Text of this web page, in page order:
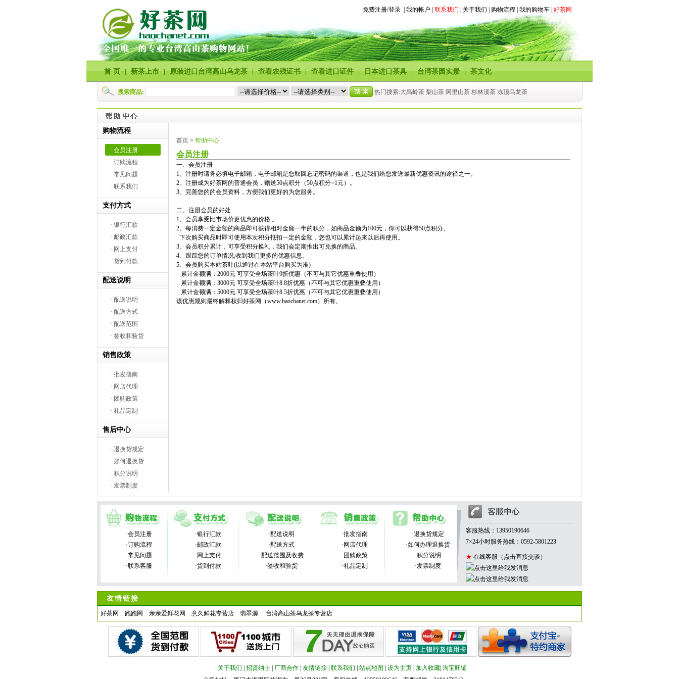
免费注册/登录 我的帐户 联系我们 关于我们 购物流程 我的购物车 好茶网
首 页 | 新茶上市 | 原装进口台湾高山乌龙茶 | 查看农残证书 | 查看进口证件 | 日本进口茶具 | 台湾茶园实景 | 茶文化
搜索商品: 热门搜索:大禹岭茶 梨山茶 阿里山茶 杉林溪茶 冻顶乌龙茶
购物流程
· 会员注册
· 订购流程
· 常见问题
· 联系我们
支付方式
· 银行汇款
· 邮政汇款
· 网上支付
· 货到付款
配送说明
· 配送说明
· 配送方式
· 配送范围
· 签收和验货
销售政策
· 批发指南
· 网店代理
· 团购政策
· 礼品定制
售后中心
· 退换货规定
· 如何退换货
· 积分说明
· 发票制度
首页> 帮助中心
会员注册
一、会员注册
1、注册时请务必填电子邮箱，电子邮箱是您取回忘记密码的渠道，也是我们给您发送最新优惠资讯的途径之一。
2、注册成为好茶网的普通会员，赠送50点积分（50点积分=1元）。
3、完善您的的会员资料，方便我们更好的为您服务。
二、注册会员的好处
1、会员享受比市场价更优惠的价格.。
2、每消费一定金额的商品即可获得相对金额一半的积分，如商品金额为100元，你可以获得50点积分。
下次购买商品时即可使用本次积分抵扣一定的金额，您也可以累计起来以后再使用。
3、会员积分累计，可享受积分换礼，我们会定期推出可兑换的商品。
4、跟踪您的订单情况,收到我们更多的优惠信息。
5、会员购买本站茶叶(以通过在本站平台购买为准)
累计金额满：2000元 可享受全场茶叶9折优惠（不可与其它优惠重叠使用）
累计金额满：3000元 可享受全场茶叶8.8折优惠（不可与其它优惠重叠使用）
累计金额满：5000元 可享受全场茶叶8.5折优惠（不可与其它优惠重叠使用）
该优惠规则最终解释权归好茶网（www.haochanet.com）所有。
·会员注册
·订购流程
·常见问题
·联系客服
·银行汇款
·邮政汇款
·网上支付
·货到付款
·配送说明
·配送方式
·配送范围及收费
·签收和验货
·批发指南
·网店代理
·团购政策
·礼品定制
·退换货规定
·如何办理退换货
·积分说明
·发票制度
客服热线： 13950190646
7×24小时服务热线： 0592-5801223
★ 在线客服（点击直接交谈）
友情链接
好茶网 跑跑网 亲亲爱鲜花网 意久鲜花专营店 翡翠源 台湾高山茶乌龙茶专营店
关于我们 招贤纳士| 厂商合作| 友情链接| 联系我们 站点地图 设为主页| 加入收藏| 淘宝旺铺